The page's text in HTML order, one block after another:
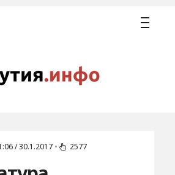
/ 30.1.2017 • 2577